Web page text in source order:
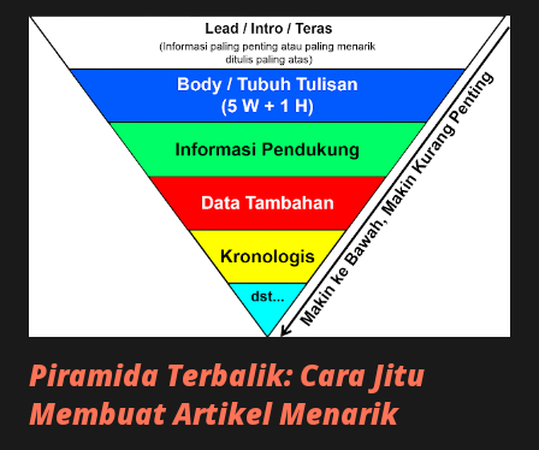
Piramida Terbalik: Cara Jitu
Membuat Artikel Menarik